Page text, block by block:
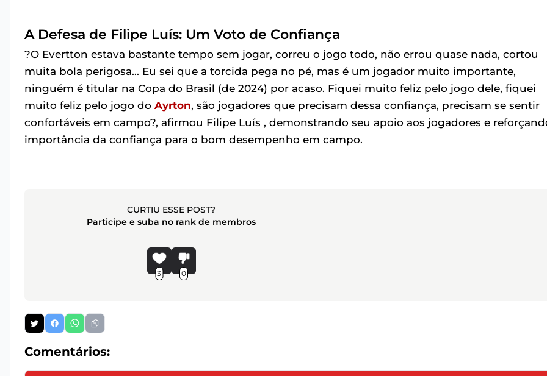
A Defesa de Filipe Luís: Um Voto de Confiança
?O Evertton estava bastante tempo sem jogar, correu o jogo todo, não errou quase nada, cortou
muita bola perigosa... Eu sei que a torcida pega no pé, mas é um jogador muito importante,
ninguém é titular na Copa do Brasil (de 2024) por acaso. Fiquei muito feliz pelo jogo dele, fiquei
muito feliz pelo jogo do Ayrton, são jogadores que precisam dessa confiança, precisam se sentir
confortáveis em campo?, afirmou Filipe Luís , demonstrando seu apoio aos jogadores e
importância da confiança para o bom desempenho em campo.
CURTIU ESSE POST?
Participe e suba no rank de membros
3 0
Comentários: